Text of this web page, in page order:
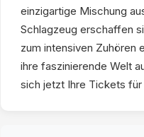
einzigartige Mischung
Schlagzeug erschaffen
zum intensiven Zuhören
ihre faszinierende Welt
sich jetzt Ihre Tickets